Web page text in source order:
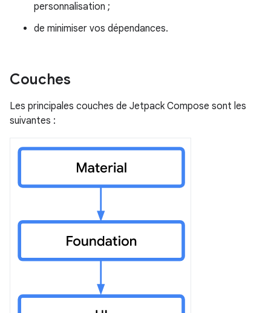
personnalisation ;
de minimiser vos dépendances.
Couches
Les principales couches de Jetpack Compose sont les
suivantes :